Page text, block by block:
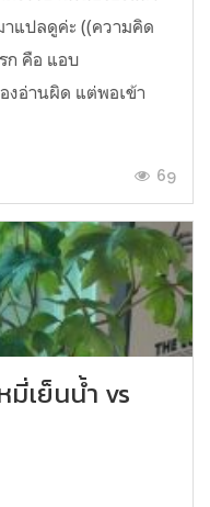
าแปลดูค่ะ ((ความคิด
ก คือ แอบ
งอ่านผิด แต่พอเข้า
69
มี่เย็นน้ำ vs